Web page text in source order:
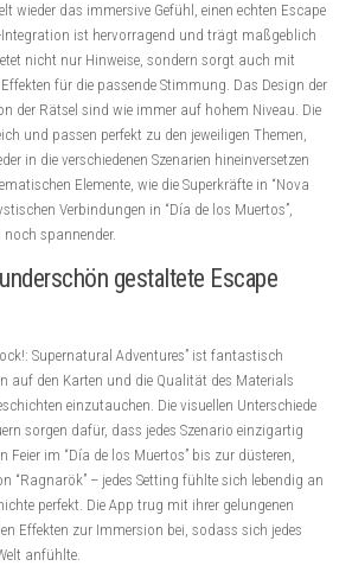
wieder das immersive Gefühl, einen echten Escape
Integration ist hervorragend und trägt maßgeblich
nicht nur Hinweise, sondern sorgt auch mit
für die passende Stimmung. Das Design der
der Rätsel sind wie immer auf hohem Niveau. Die
und passen perfekt zu den jeweiligen Themen,
in die verschiedenen Szenarien hineinversetzen
Elemente, wie die Superkräfte in “Nova
Verbindungen in “Día de los Muertos”,
spannender.
gestaltete Escape
Supernatural Adventures” ist fantastisch
auf den Karten und die Qualität des Materials
einzutauchen. Die visuellen Unterschiede
sorgen dafür, dass jedes Szenario einzigartig
Feier im “Día de los Muertos” bis zur düsteren,
“Ragnarök” – jedes Setting fühlte sich lebendig an
perfekt. Die App trug mit ihrer gelungenen
Effekten zur Immersion bei, sodass sich jedes
anfühlte.